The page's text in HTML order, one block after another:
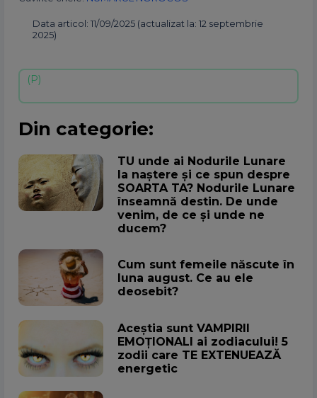
Data articol: 11/09/2025 (actualizat la: 12 septembrie
2025)
Din categorie:
TU unde ai Nodurile Lunare
la naștere și ce spun despre
SOARTA TA? Nodurile Lunare
înseamnă destin. De unde
venim, de ce și unde ne
ducem?
Cum sunt femeile născute în
luna august. Ce au ele
deosebit?
Aceștia sunt VAMPIRII
EMOȚIONALI ai zodiacului! 5
zodii care TE EXTENUEAZĂ
energetic